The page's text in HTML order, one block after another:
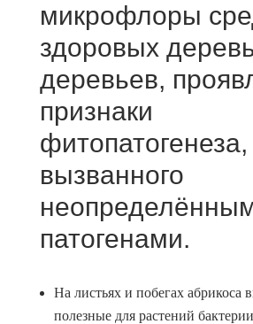
микрофлоры
здоровых
деревьев,
признаки
фитопатогенеза,
вызванного
патогенами.
На листьях и побегах абрикоса
полезные для растений